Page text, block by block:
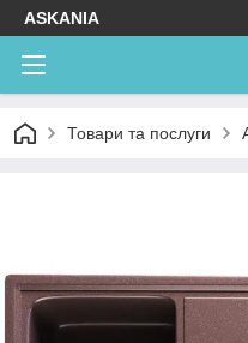
ASKANIA
Товари та послуги